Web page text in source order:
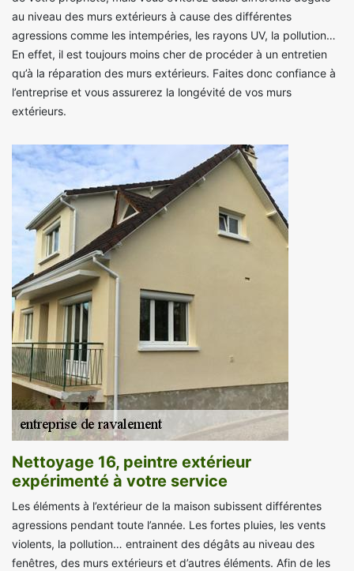
au niveau des murs extérieurs à cause des différentes
agressions comme les intempéries, les rayons UV, la pollution…
En effet, il est toujours moins cher de procéder à un entretien
qu’à la réparation des murs extérieurs. Faites donc confiance à
l’entreprise et vous assurerez la longévité de vos murs
extérieurs.
Nettoyage 16, peintre extérieur
expérimenté à votre service
Les éléments à l’extérieur de la maison subissent différentes
agressions pendant toute l’année. Les fortes pluies, les vents
violents, la pollution… entrainent des dégâts au niveau des
fenêtres, des murs extérieurs et d’autres éléments. Afin de les